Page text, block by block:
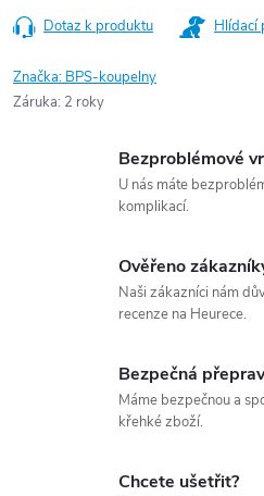
Dotaz k produktu Hlídací
Značka: BPS-koupelny
Záruka: 2 roky
Bezproblémové
U nás máte
komplikací.
Ověřeno
Naši zákazníci nám
recenze na Heurece.
Bezpečná
Máme bezpečnou a
křehké zboží.
Chcete ušetřit?